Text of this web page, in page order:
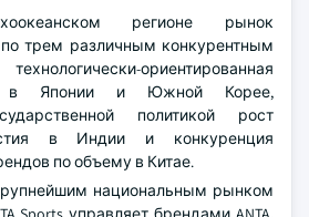
регионе рынок
трем различным конкурентным
ориентированная
в Японии и Южной Корее,
политикой рост
в Индии и конкуренция
по объему в Китае.
национальным рынком